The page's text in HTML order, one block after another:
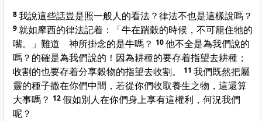
8我說這些話豈是照一般人的看法？律法不也是這樣說嗎？
9就如摩西的律法記着：「牛在踹穀的時候，不可籠住牠的
嘴。」難道 神所掛念的是牛嗎？ 10他不全是為我們說的
嗎？的確是為我們說的！因為耕種的要存着指望去耕種；
收割的也要存着分享穀物的指望去收割。
11 我們既然把屬
靈的種子撒在你們中間，若從你們收取養生之物，這還算
大事嗎？ 12假如別人在你們身上享有這權利，何況我們
呢？